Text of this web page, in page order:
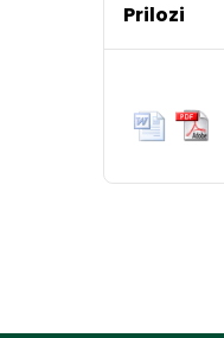
Prilozi